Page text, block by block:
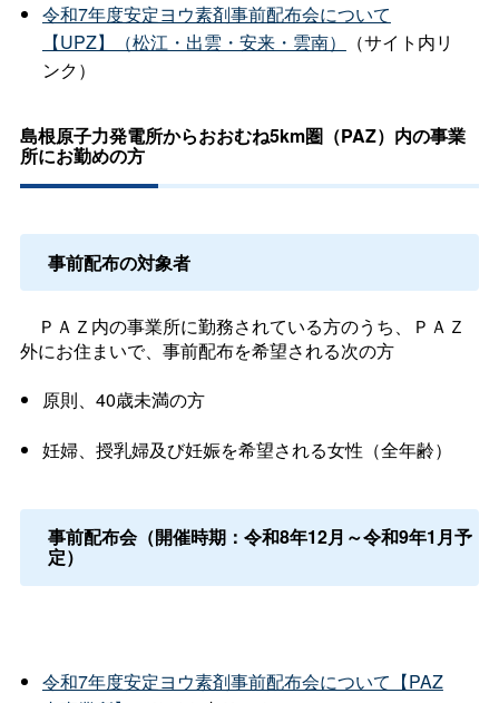
令和7年度安定ヨウ素剤事前配布会について
【UPZ】（松江・出雲・安来・雲南）
（サイト内リ
ンク）
島根原子力発電所からおおむね5km圏（PAZ）内の事業
所にお勤めの方
事前配布の対象者
ＰＡＺ内の事業所に勤務されている方のうち、ＰＡＺ
外にお住まいで、事前配布を希望される次の方
原則、40歳未満の方
妊婦、授乳婦及び妊娠を希望される女性（全年齢）
事前配布会（開催時期：令和8年12月～令和9年1月予
定）
令和7年度安定ヨウ素剤事前配布会について【PAZ